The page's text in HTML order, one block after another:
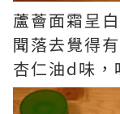
蘆薈面霜呈
聞落去覺得
杏仁油d味，